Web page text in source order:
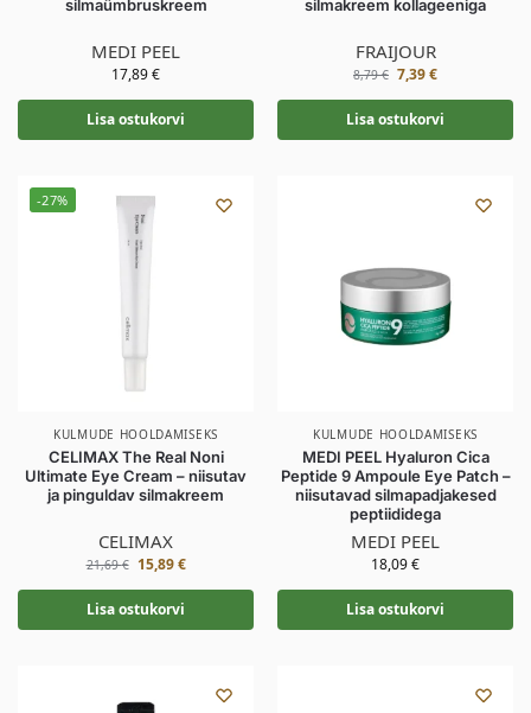
silmaümbruskreem
MEDI PEEL
17,89€
Lisa ostukorvi
silmakreem kollageeniga
FRAIJOUR
8,79€ 7,39€
Lisa ostukorvi
-27%
KULMUDE HOOLDAMISEKS
CELIMAX The Real Noni
Ultimate Eye Cream – niisutav
ja pinguldav silmakreem
CELIMAX
21,69€ 15,89€
Lisa ostukorvi
KULMUDE HOOLDAMISEKS
MEDI PEEL Hyaluron Cica
Peptide 9 Ampoule Eye Patch –
niisutavad silmapadjakesed
peptiididega
MEDI PEEL
18,09€
Lisa ostukorvi